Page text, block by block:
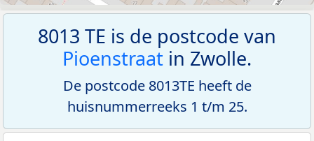
8013 TE is de postcode van
Pioenstraat in Zwolle.
De postcode 8013TE heeft de
huisnummerreeks 1 t/m 25.